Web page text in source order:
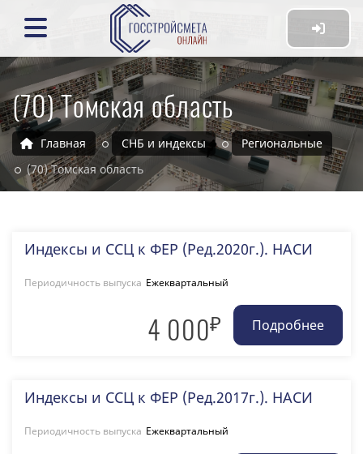
(70) Томская область
Главная СНБ и индексы
Региональные
(70) Томская область
Индексы и ССЦ к ФЕР (Ред.2020г.). НАСИ
Периодичность выпуска Ежеквартальный
4 000₽
Индексы и ССЦ к ФЕР (Ред.2017г.). НАСИ
Периодичность выпуска Ежеквартальный